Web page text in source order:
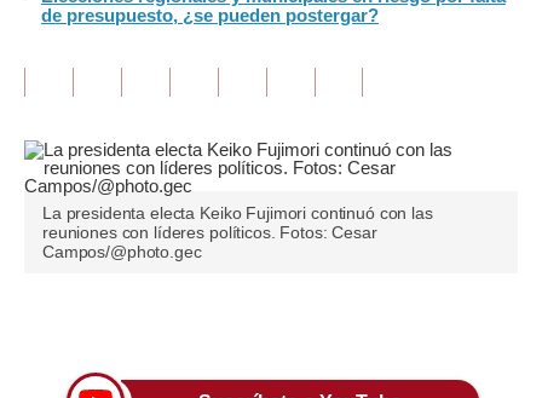
Opinión
Editorial
Pregunta de hoy
Blogs
Viajes
de presupuesto, ¿se pueden postergar?
La presidenta electa Keiko Fujimori continuó con las
reuniones con líderes políticos. Fotos: Cesar
Campos/@photo.gec